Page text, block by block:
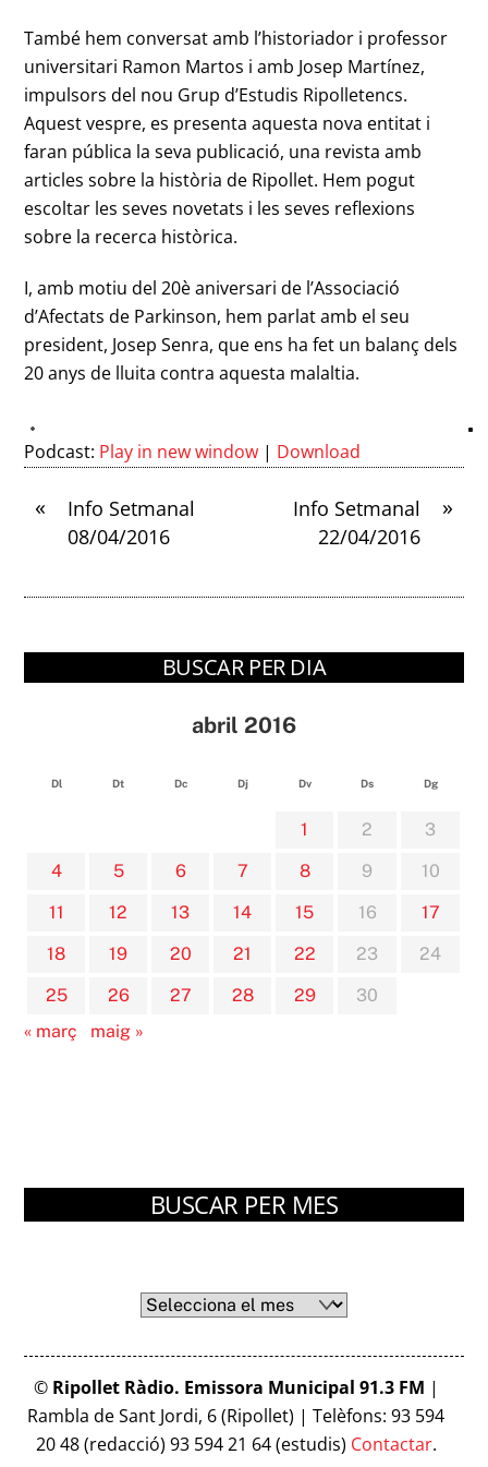
També hem conversat amb l’historiador i professor
universitari Ramon Martos i amb Josep Martínez,
impulsors del nou Grup d’Estudis Ripolletencs.
Aquest vespre, es presenta aquesta nova entitat i
faran pública la seva publicació, una revista amb
articles sobre la història de Ripollet. Hem pogut
escoltar les seves novetats i les seves reflexions
sobre la recerca històrica.
I, amb motiu del 20è aniversari de l’Associació
d’Afectats de Parkinson, hem parlat amb el seu
president, Josep Senra, que ens ha fet un balanç dels
20 anys de lluita contra aquesta malaltia.
Podcast: Play in new window | Download
«
Info Setmanal
08/04/2016
»
Info Setmanal
22/04/2016
BUSCAR PER DIA
abril 2016
Dl Dt Dc Dj Dv Ds Dg
1 2
3
4
5 6 7 8 9
10
11
12 13 14 15 16
17
18
19 20 21 22 23
24
25
26 27 28 29
30
« març
maig »
BUSCAR PER MES
Arxius
© Ripollet Ràdio. Emissora Municipal 91.3 FM |
Rambla de Sant Jordi, 6 (Ripollet) | Telèfons: 93 594
20 48 (redacció) 93 594 21 64 (estudis) Contactar.